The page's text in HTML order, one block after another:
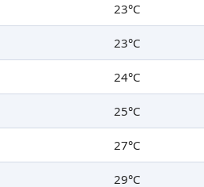
23°C
23°C
24°C
25°C
27°C
29°C